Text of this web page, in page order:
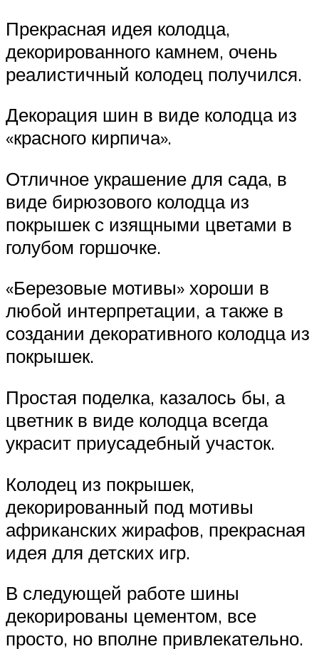
Прекрасная идея колодца,
декорированного камнем, очень
реалистичный колодец получился.
Декорация шин в виде колодца из
«красного кирпича».
Отличное украшение для сада, в
виде бирюзового колодца из
покрышек с изящными цветами в
голубом горшочке.
«Березовые мотивы» хороши в
любой интерпретации, а также в
создании декоративного колодца из
покрышек.
Простая поделка, казалось бы, а
цветник в виде колодца всегда
украсит приусадебный участок.
Колодец из покрышек,
декорированный под мотивы
африканских жирафов, прекрасная
идея для детских игр.
В следующей работе шины
декорированы цементом, все
просто, но вполне привлекательно.